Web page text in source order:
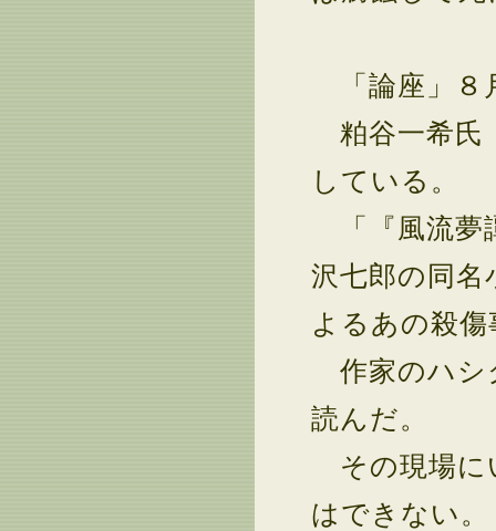
「論座」８
粕谷一希氏
している。
「『風流夢
沢七郎の同名
よるあの殺
作家のハシ
読んだ。
その現場に
はできない。